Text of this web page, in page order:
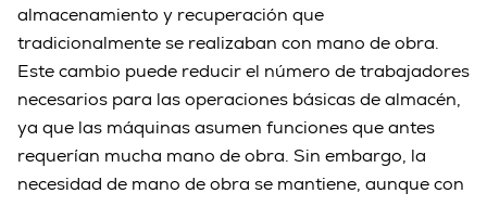
almacenamiento y recuperación que
tradicionalmente se realizaban con mano de obra.
Este cambio puede reducir el número de trabajadores
necesarios para las operaciones básicas de almacén,
ya que las máquinas asumen funciones que antes
requerían mucha mano de obra. Sin embargo, la
necesidad de mano de obra se mantiene, aunque con